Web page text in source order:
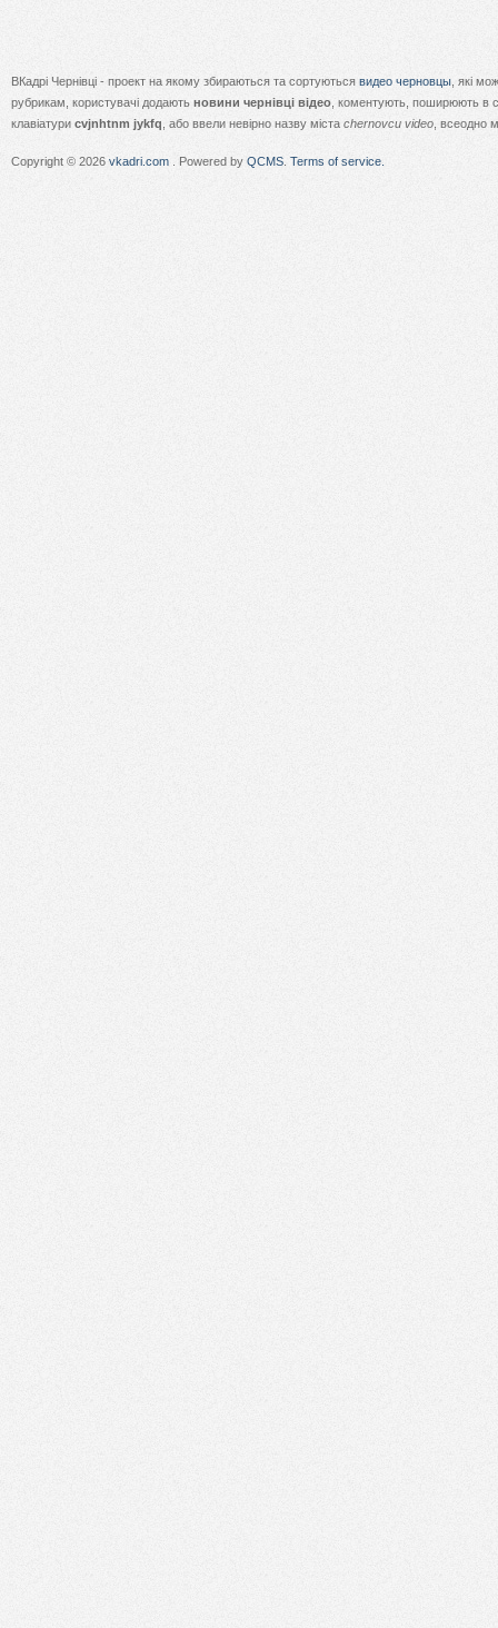
ВКадрі Чернівці - проект на якому збираються та сортуються видео черновцы , які
рубрикам, користувачі додають новини чернівці відео , коментують, поширюють в
клавіатури cvjnhtnm jykfq , або ввели невірно назву міста chernovcu video , всеодно
Copyright © 2026 vkadri.com . Powered by QCMS Terms of service.